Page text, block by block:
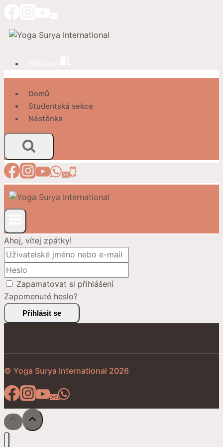
obsah
Domů
Studentská sekce
Nástěnka
Ahoj, vítej zpátky!
Zapamatovat si přihlášení
Zapomenuté heslo?
Přihlásit se
© Yoga Surya International 2026